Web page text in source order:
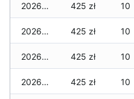
2026-06-30 425 zł 10
2026-06-28 425 zł 10
2026-06-27 425 zł 10
2026-06-26 425 zł 10